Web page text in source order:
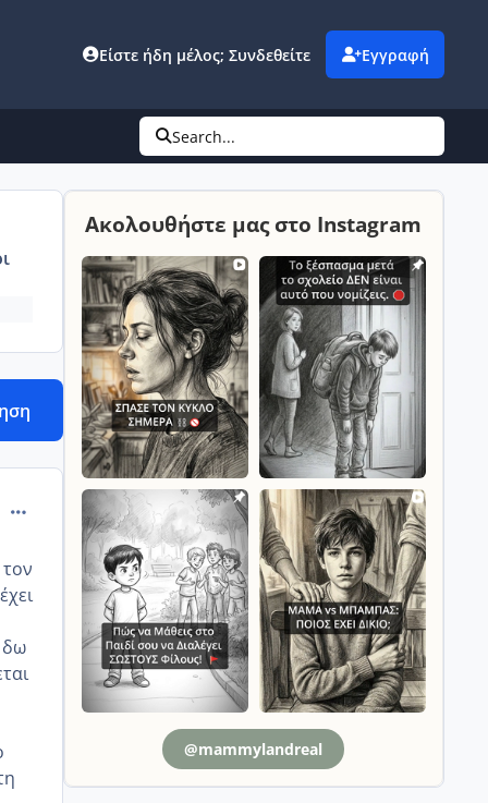
Είστε ήδη μέλος; Συνδεθείτε Εγγραφή
Search...
comment_957502
δω
Ακολουθήστε μας στο Instagram
@mammylandreal